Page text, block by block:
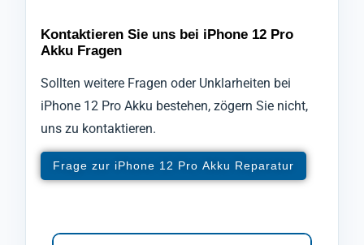
Kontaktieren Sie uns bei iPhone 12 Pro
Akku Fragen
Sollten weitere Fragen oder Unklarheiten bei
iPhone 12 Pro Akku bestehen, zögern Sie nicht,
uns zu kontaktieren.
Frage zur iPhone 12 Pro Akku Reparatur